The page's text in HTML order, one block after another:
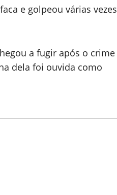
e golpeou várias vezes
a fugir após o crime
dela foi ouvida como